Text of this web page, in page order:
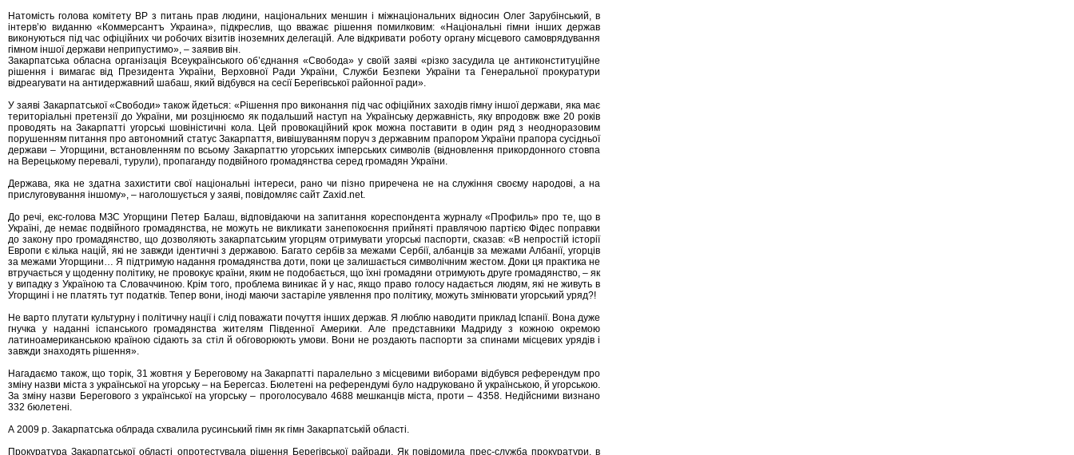
Натомість голова комітету ВР з питань прав людини, національних меншин і міжнаціональних відносин Олег Зарубінський, в
інтерв’ю виданню «Коммерсантъ Украина», підкреслив, що вважає рішення помилковим: «Національні гімни інших держав
виконуються під час офіційних чи робочих візитів іноземних делегацій. Але відкривати роботу органу місцевого самоврядування
гімном іншої держави неприпустимо», – заявив він.
Закарпатська обласна організація Всеукраїнського об’єднання «Свобода» у своїй заяві «різко засудила це антиконституційне
рішення і вимагає від Президента України, Верховної Ради України, Служби Безпеки України та Генеральної прокуратури
відреагувати на антидержавний шабаш, який відбувся на сесії Берегівської районної ради».
У заяві Закарпатської «Свободи» також йдеться: «Рішення про виконання під час офіційних заходів гімну іншої держави, яка має
територіальні претензії до України, ми розцінюємо як подальший наступ на Українську державність, яку впродовж вже 20 років
проводять на Закарпатті угорські шовіністичні кола. Цей провокаційний крок можна поставити в один ряд з неодноразовим
порушенням питання про автономний статус Закарпаття, вивішуванням поруч з державним прапором України прапора сусідньої
держави – Угорщини, встановленням по всьому Закарпаттю угорських імперських символів (відновлення прикордонного стовпа
на Верецькому перевалі, турули), пропаганду подвійного громадянства серед громадян України.
Держава, яка не здатна захистити свої національні інтереси, рано чи пізно приречена не на служіння своєму народові, а на
прислуговування іншому», – наголошується у заяві, повідомляє сайт Zaxid.net.
До речі, екс-голова МЗС Угорщини Петер Балаш, відповідаючи на запитання кореспондента журналу «Профиль» про те, що в
Україні, де немає подвійного громадянства, не можуть не викликати занепокоєння прийняті правлячою партією Фідес поправки
до закону про громадянство, що дозволяють закарпатським угорцям отримувати угорські паспорти, сказав: «В непростій історії
Европи є кілька націй, які не завжди ідентичні з державою. Багато сербів за межами Сербії, албанців за межами Албанії, угорців
за межами Угорщини… Я підтримую надання громадянства доти, поки це залишається символічним жестом. Доки ця практика не
втручається у щоденну політику, не провокує країни, яким не подобається, що їхні громадяни отримують друге громадянство, – як
у випадку з Україною та Словаччиною. Крім того, проблема виникає й у нас, якщо право голосу надається людям, які не живуть в
Угорщині і не платять тут податків. Тепер вони, іноді маючи застаріле уявлення про політику, можуть змінювати угорський уряд?!
Не варто плутати культурну і політичну нації і слід поважати почуття інших держав. Я люблю наводити приклад Іспанії. Вона дуже
гнучка у наданні іспанського громадянства жителям Південної Америки. Але представники Мадриду з кожною окремою
латиноамериканською країною сідають за стіл й обговорюють умови. Вони не роздають паспорти за спинами місцевих урядів і
завжди знаходять рішення».
Нагадаємо також, що торік, 31 жовтня у Береговому на Закарпатті паралельно з місцевими виборами відбувся референдум про
зміну назви міста з української на угорську – на Берегсаз. Бюлетені на референдумі було надруковано й українською, й угорською.
За зміну назви Берегового з української на угорську – проголосувало 4688 мешканців міста, проти – 4358. Недійсними визнано
332 бюлетені.
А 2009 р. Закарпатська облрада схвалила русинський гімн як гімн Закарпатській області.
Прокуратура Закарпатської області опротестувала рішення Берегівської райради. Як повідомила прес-служба прокуратури, в